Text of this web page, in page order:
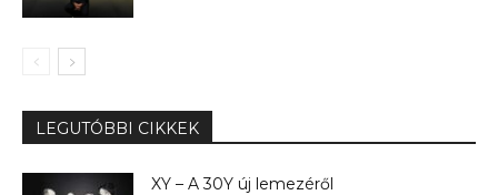
LEGUTÓBBI CIKKEK
XY – A 30Y új lemezéről